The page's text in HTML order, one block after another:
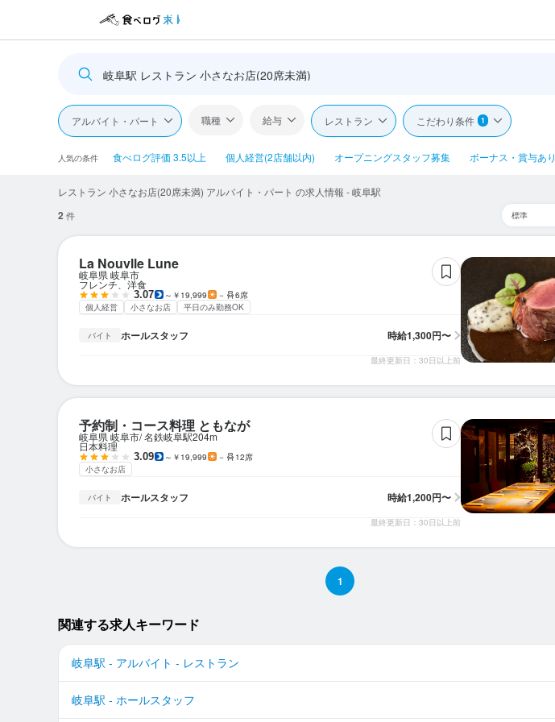
岐阜駅 レストラン 小さなお店(20席未満)
アルバイト・パート 職種 給与 レストラン こだわり条件 1
人気の条件 食べログ評価 3.5以上 個人経営(2店舗以内) オープニングスタッフ募集 ボーナス・賞与あり
レストラン 小さなお店(20席未満) アルバイト・パート の求人情報 - 岐阜駅
2 件
La Nouvlle Lune
岐阜県 岐阜市
フレンチ、洋食
3.07 ～￥19,999 －
6席
個人経営
小さなお店 平日のみ勤務OK
バイト ホールスタッフ 時給1,300円〜
最終更新日：30日以上前
予約制・コース料理 ともなが
岐阜県 岐阜市 名鉄岐阜駅204m
日本料理
3.09 ～￥19,999 －
12席
小さなお店
バイト ホールスタッフ 時給1,200円〜
最終更新日：30日以上前
1
関連する求人キーワード
岐阜駅 - アルバイト - レストラン
岐阜駅 - ホールスタッフ